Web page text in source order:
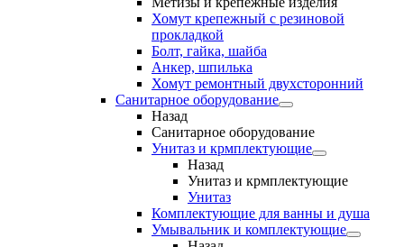
Хомут крепежный с резиновой
прокладкой
Болт, гайка, шайба
Анкер, шпилька
Хомут ремонтный двухсторонний
Санитарное оборудование
Назад
Санитарное оборудование
Унитаз и крмплектующие
Назад
Унитаз и крмплектующие
Унитаз
Комплектующие для ванны и душа
Умывальник и комплектующие